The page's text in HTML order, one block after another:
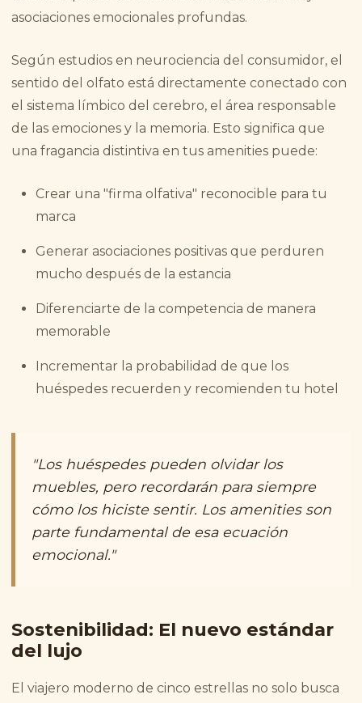
asociaciones emocionales profundas.
Según estudios en neurociencia del consumidor, el
sentido del olfato está directamente conectado con
el sistema límbico del cerebro, el área responsable
de las emociones y la memoria. Esto significa que
una fragancia distintiva en tus amenities puede:
Crear una "firma olfativa" reconocible para tu
marca
Generar asociaciones positivas que perduren
mucho después de la estancia
Diferenciarte de la competencia de manera
memorable
Incrementar la probabilidad de que los
huéspedes recuerden y recomienden tu hotel
"Los huéspedes pueden olvidar los
muebles, pero recordarán para siempre
cómo los hiciste sentir. Los amenities son
parte fundamental de esa ecuación
emocional."
Sostenibilidad: El nuevo estándar
del lujo
El viajero moderno de cinco estrellas no solo busca